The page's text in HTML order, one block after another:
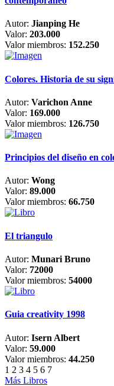
Autor: Jianping He
Valor: 203.000
Valor miembros: 152.250
Colores. Historia de su
Autor: Varichon Anne
Valor: 169.000
Valor miembros: 126.750
Principios del diseño en
Autor: Wong
Valor: 89.000
Valor miembros: 66.750
El triangulo
Autor: Munari Bruno
Valor: 72000
Valor miembros: 54000
Guia creativity 1998
Autor: Isern Albert
Valor: 59.000
Valor miembros: 44.250
1 2 3 4 5 6 7
Más Libros